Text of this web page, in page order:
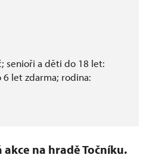
senioři a děti do 18 let:
6 let zdarma; rodina:
na hradě Točníku.